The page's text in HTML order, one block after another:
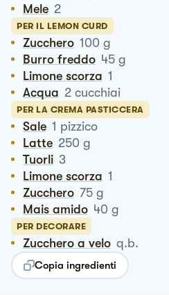
Mele 2
PER IL LEMON CURD
Zucchero 100 g
Burro freddo 45 g
Limone scorza 1
Acqua 2 cucchiai
PER LA CREMA PASTICCERA
Sale 1 pizzico
Latte 250 g
Tuorli 3
Limone scorza 1
Zucchero 75 g
Mais amido 40 g
PER DECORARE
Zucchero a velo q.b.
Copia ingredienti